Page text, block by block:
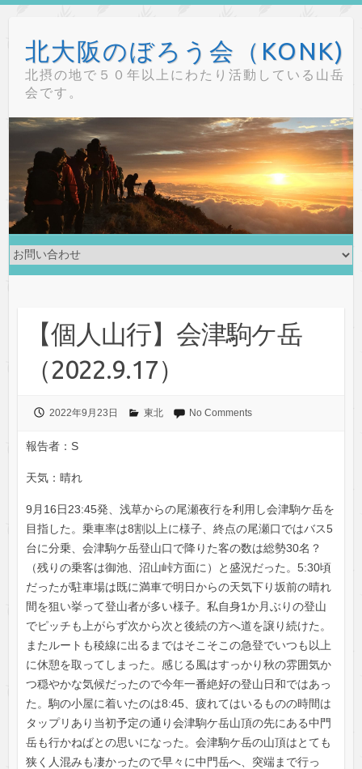
content北大阪のぼろう会（KONK)
北摂の地で５０年以上にわたり活動している山岳
会です。
【個人山行】会津駒ケ岳
（2022.9.17）
2022年9月23日 東北 No Comments
報告者：S
天気：晴れ
9月16日23:45発、浅草からの尾瀬夜行を利用し会津駒ケ岳を
目指した。乗車率は8割以上に様子、終点の尾瀬口ではバス5
台に分乗、会津駒ケ岳登山口で降りた客の数は総勢30名？
（残りの乗客は御池、沼山峠方面に）と盛況だった。5:30頃
だったが駐車場は既に満車で明日からの天気下り坂前の晴れ
間を狙い挙って登山者が多い様子。私自身1か月ぶりの登山
でピッチも上がらず次から次と後続の方へ道を譲り続けた。
またルートも稜線に出るまではそこそこの急登でいつも以上
に休憩を取ってしまった。感じる風はすっかり秋の雰囲気か
つ穏やかな気候だったので今年一番絶好の登山日和ではあっ
た。駒の小屋に着いたのは8:45、疲れてはいるものの時間は
タップリあり当初予定の通り会津駒ケ岳山頂の先にある中門
岳も行かねばとの思いになった。会津駒ケ岳の山頂はとても
狭く人混みも凄かったので早々に中門岳へ、突端まで行っ